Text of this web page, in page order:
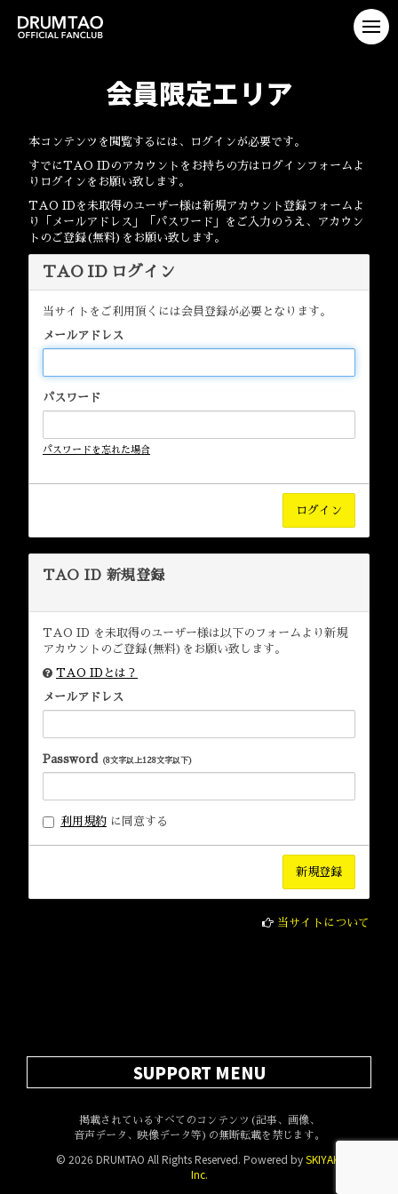
会員限定エリア
本コンテンツを閲覧するには、ログインが必要です。
すでにTAO IDのアカウントをお持ちの方はログインフォームよ
りログインをお願い致します。
TAO IDを未取得のユーザー様は新規アカウント登録フォームよ
り「メールアドレス」「パスワード」をご入力のうえ、アカウン
トのご登録(無料)をお願い致します。
TAO ID ログイン
当サイトをご利用頂くには会員登録が必要となります。
メールアドレス
パスワード
パスワードを忘れた場合
TAO ID 新規登録
TAO ID を未取得のユーザー様は以下のフォームより新規
アカウントのご登録(無料)をお願い致します。
TAO IDとは？
メールアドレス
Password (8文字以上128文字以下)
利用規約 に同意する
当サイトについて
SUPPORT MENU
掲載されているすべてのコンテンツ(記事、画像、
音声データ、映像データ等)の無断転載を禁じます。
© 2026 DRUMTAO All Rights Reserved. Powered bySKIYAKI
Inc.